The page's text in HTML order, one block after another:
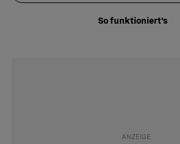
So funktioniert's